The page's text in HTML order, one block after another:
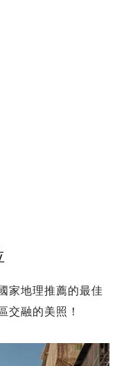
家地理推薦的最佳
交融的美照！